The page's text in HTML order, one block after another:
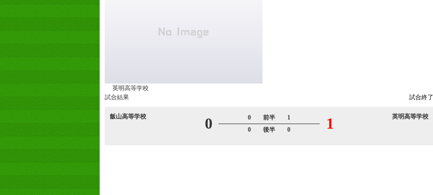
英明高等学校
試合終了
試合結果
飯山高等学校 0
0 前半 1
0 後半 0
1 英明高等学校